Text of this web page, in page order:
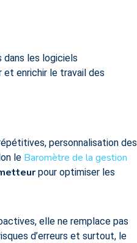
dans les logiciels
et enrichir le travail des
personnalisation des
le Baromètre de la gestion
pour optimiser les
elle ne remplace pas
d’erreurs et surtout, le